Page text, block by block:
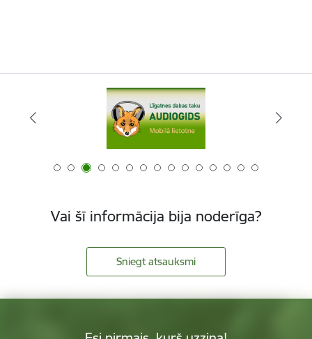
Vai šī informācija bija noderīga?
Sniegt atsauksmi